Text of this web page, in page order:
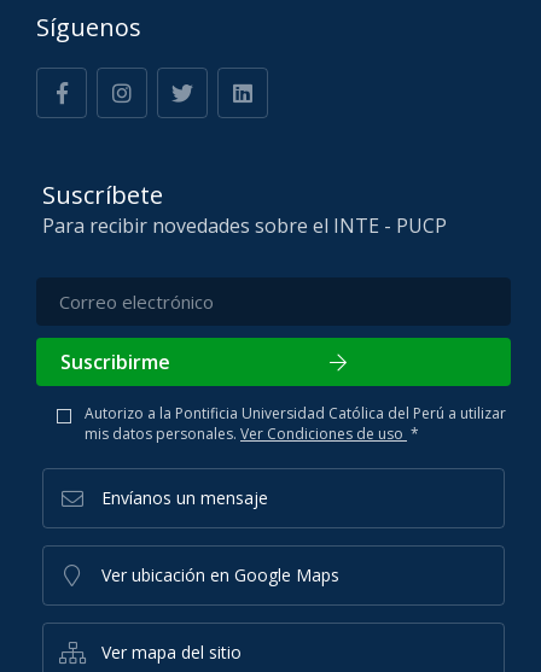
Síguenos
Suscríbete
Para recibir novedades sobre el INTE - PUCP
Suscribirme
Autorizo a la Pontificia Universidad Católica del Perú a utilizar
mis datos personales. Ver Condiciones de uso *
Envíanos un mensaje
Ver ubicación en Google Maps
Ver mapa del sitio